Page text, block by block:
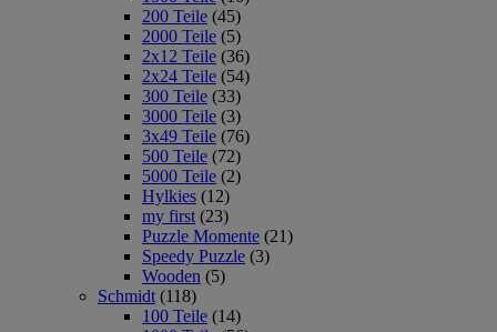
200 Teile (45)
2000 Teile (5)
2x12 Teile (36)
2x24 Teile (54)
300 Teile (33)
3000 Teile (3)
3x49 Teile (76)
500 Teile (72)
5000 Teile (2)
Hylkies (12)
my first (23)
Puzzle Momente (21)
Speedy Puzzle (3)
Wooden (5)
Schmidt (118)
100 Teile (14)